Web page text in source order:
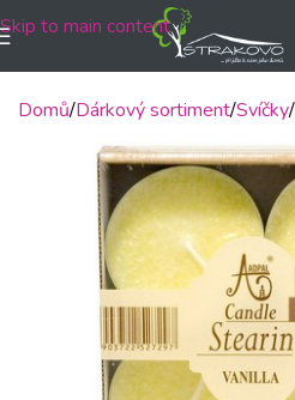
Skip to main content
Domů Dárkový sortiment Svíčky